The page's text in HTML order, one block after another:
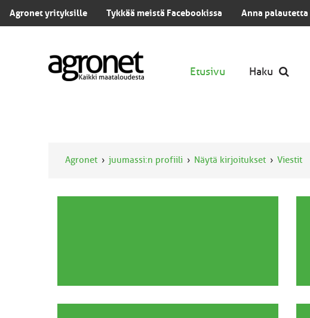
Agronet yrityksille Tykkää meistä Facebookissa Anna palautetta
Etusivu Haku
Agronet juumassi:n profiili Näytä kirjoitukset Viestit